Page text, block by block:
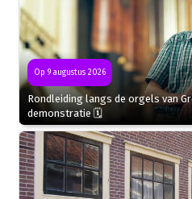
Op 9 augustus 2026
Rondleiding langs de orgels van
demonstratie 🗓